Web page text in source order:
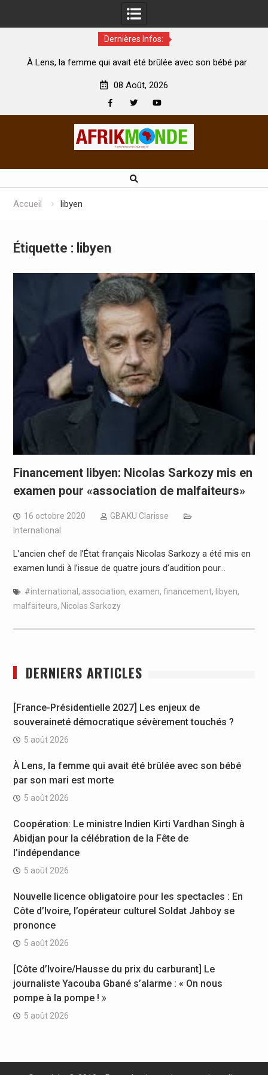
Dernières Infos:
la femme qui avait été brûlée avec son bébé par
08 Août, 2026
Accueil libyen
Étiquette : libyen
Financement libyen: Nicolas Sarkozy mis en
examen pour «association de malfaiteurs»
16 octobre 2020
GBAKU Clarisse
International
L’ancien chef de l’État français Nicolas Sarkozy a été mis en
examen lundi à l’issue de quatre jours d’audition pour…
#international , association, examen, financement, libyen,
malfaiteurs, Nicolas Sarkozy
DERNIERS ARTICLES
[France-Présidentielle 2027] Les enjeux de
souveraineté démocratique sévèrement touchés ?
5 août 2026
À Lens, la femme qui avait été brûlée avec son bébé
par son mari est morte
5 août 2026
Coopération: Le ministre Indien Kirti Vardhan Singh à
Abidjan pour la célébration de la Fête de
l’indépendance
5 août 2026
Nouvelle licence obligatoire pour les spectacles : En
Côte d’Ivoire, l’opérateur culturel Soldat Jahboy se
prononce
5 août 2026
[Côte d’Ivoire/Hausse du prix du carburant] Le
journaliste Yacouba Gbané s’alarme : « On nous
pompe à la pompe ! »
5 août 2026